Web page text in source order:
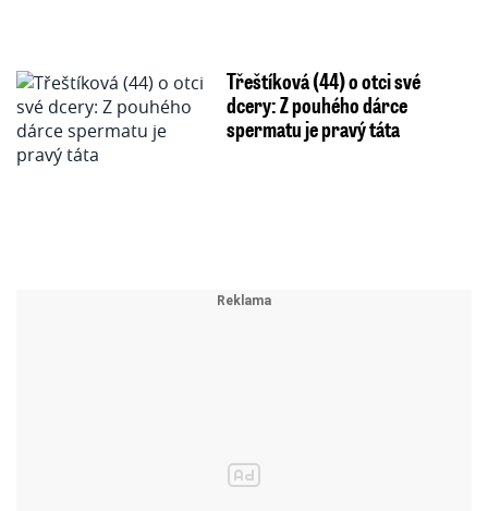
Třeštíková (44) o otci své
dcery: Z pouhého dárce
spermatu je pravý táta